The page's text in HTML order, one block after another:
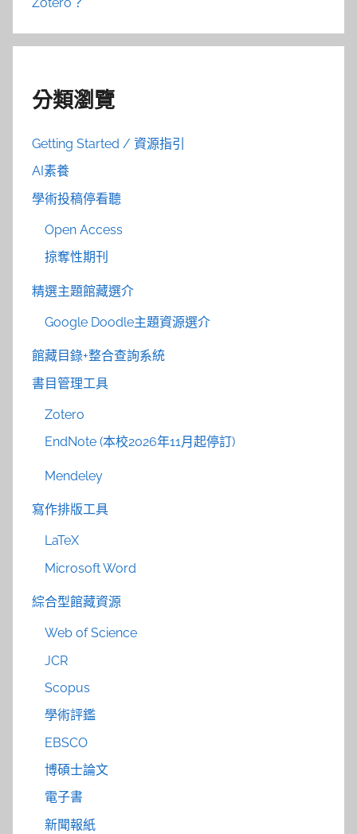
Zotero？
分類瀏覽
Getting Started / 資源指引
AI素養
學術投稿停看聽
Open Access
掠奪性期刊
精選主題館藏選介
Google Doodle主題資源選介
館藏目錄+整合查詢系統
書目管理工具
Zotero
EndNote (本校2026年11月起停訂)
Mendeley
寫作排版工具
LaTeX
Microsoft Word
綜合型館藏資源
Web of Science
JCR
Scopus
學術評鑑
EBSCO
博碩士論文
電子書
新聞報紙